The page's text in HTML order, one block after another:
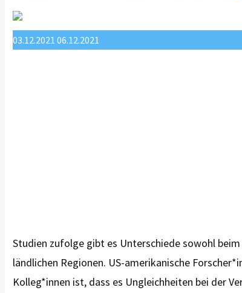
Prof.
eingeschlossen"
03.12.202106.12.2021
Studien zufolge gibt es Unterschiede sowohl
ländlichen Regionen. US-amerikanische
Kolleg*innen ist, dass es Ungleichheiten bei der